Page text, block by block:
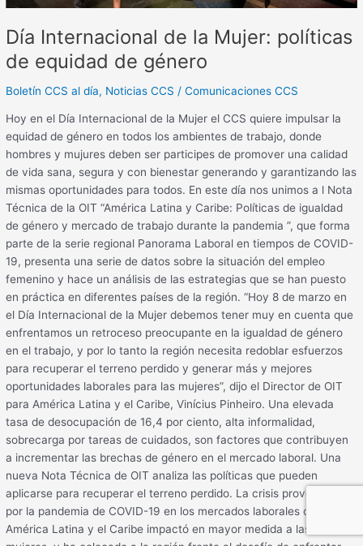
Día Internacional de la Mujer: políticas
de equidad de género
Boletín CCS al día, Noticias CCS /Comunicaciones CCS
Hoy en el Día Internacional de la Mujer el CCS quiere impulsar la
equidad de género en todos los ambientes de trabajo, donde
hombres y mujures deben ser participes de promover una calidad
de vida sana, segura y con bienestar generando y garantizando las
mismas oportunidades para todos. En este día nos unimos a l Nota
Técnica de la OIT “América Latina y Caribe: Políticas de igualdad
de género y mercado de trabajo durante la pandemia ”, que forma
parte de la serie regional Panorama Laboral en tiempos de COVID-
19, presenta una serie de datos sobre la situación del empleo
femenino y hace un análisis de las estrategias que se han puesto
en práctica en diferentes países de la región. “Hoy 8 de marzo en
el Día Internacional de la Mujer debemos tener muy en cuenta que
enfrentamos un retroceso preocupante en la igualdad de género
en el trabajo, y por lo tanto la región necesita redoblar esfuerzos
para recuperar el terreno perdido y generar más y mejores
oportunidades laborales para las mujeres”, dijo el Director de OIT
para América Latina y el Caribe, Vinícius Pinheiro. Una elevada
tasa de desocupación de 16,4 por ciento, alta informalidad,
sobrecarga por tareas de cuidados, son factores que contribuyen
a incrementar las brechas de género en el mercado laboral. Una
nueva Nota Técnica de OIT analiza las políticas que pueden
aplicarse para recuperar el terreno perdido. La crisis provocada
por la pandemia de COVID-19 en los mercados laborales de
América Latina y el Caribe impactó en mayor medida a las